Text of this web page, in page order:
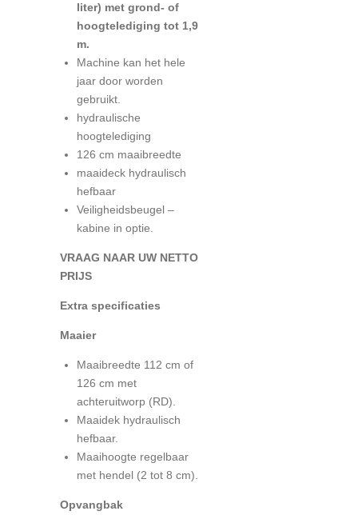
liter) met grond- of
hoogtelediging tot 1,9
m.
Machine kan het hele
jaar door worden
gebruikt.
hydraulische
hoogtelediging
126 cm maaibreedte
maaideck hydraulisch
hefbaar
Veiligheidsbeugel –
kabine in optie.
VRAAG NAAR UW NETTO
PRIJS
Extra specificaties
Maaier
Maaibreedte 112 cm of
126 cm met
achteruitworp (RD).
Maaidek hydraulisch
hefbaar.
Maaihoogte regelbaar
met hendel (2 tot 8 cm).
Opvangbak